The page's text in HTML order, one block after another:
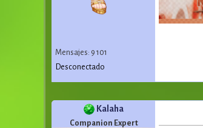
Mensajes: 9 101
Desconectado
Kalaha
Companion Expert